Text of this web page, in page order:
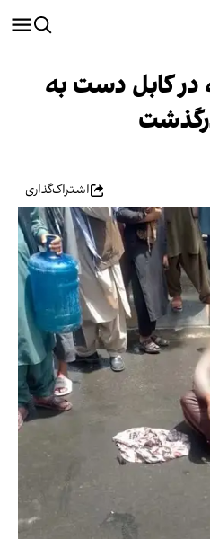
کابل دست به
اشتراک‌گذاری